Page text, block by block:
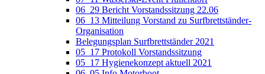
06_29 Bericht Vorstandssitzung 22.06
06_13 Mitteilung Vorstand zu Surfbrettständer-
Organisation
Belegungsplan Surfbrettständer 2021
05_17 Protokoll Vorstandssitzung
05_17 Hygienekonzept aktuell 2021